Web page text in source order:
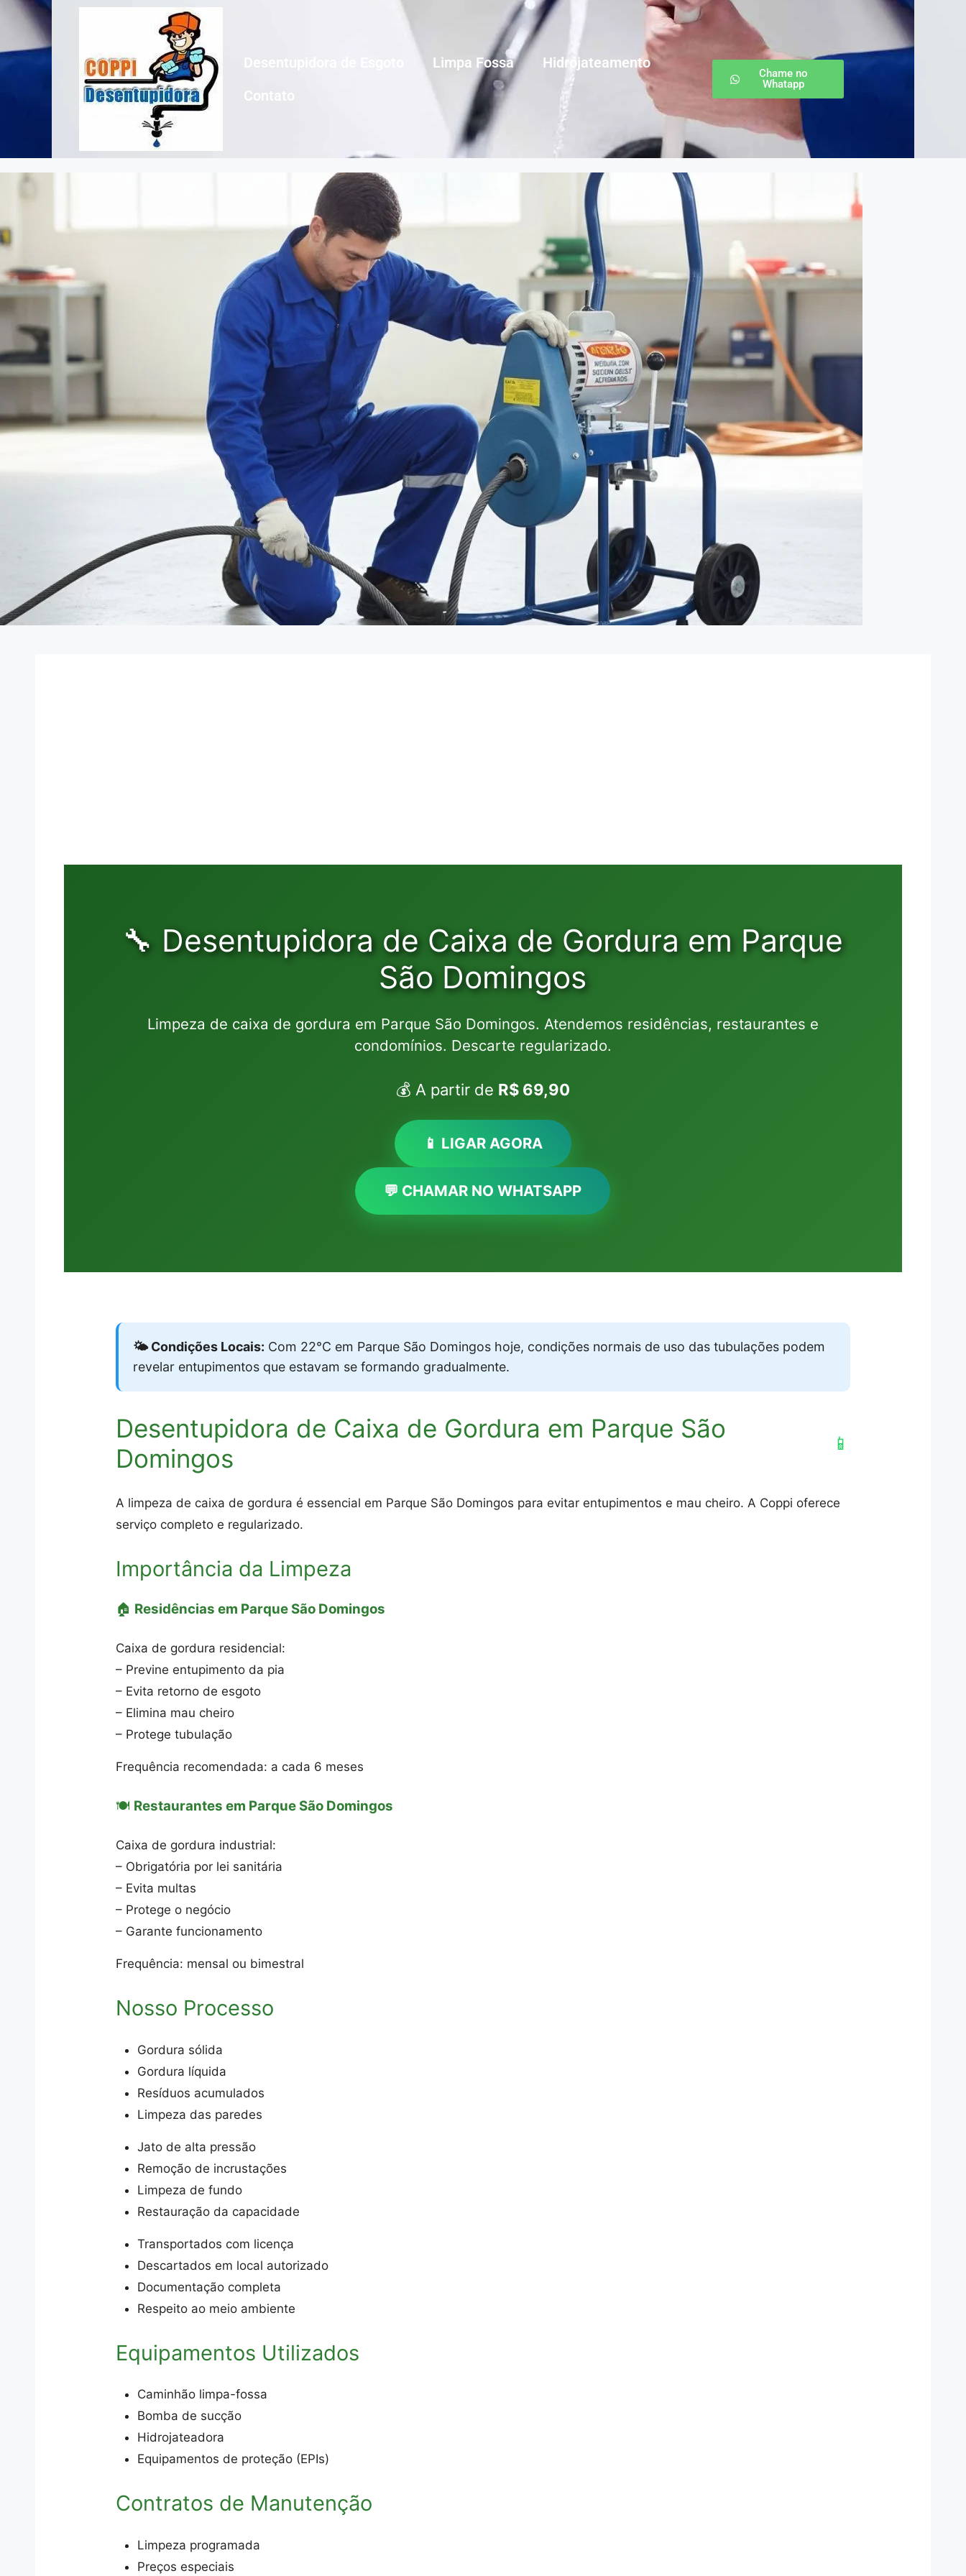
Limpa Fossa
Hidrojateamento
Chame no
Whatapp
🔧 Desentupidora de Caixa de Gordura em Parque
São Domingos
Limpeza de caixa de gordura em Parque São Domingos. Atendemos residências, restaurantes e
condomínios. Descarte regularizado.
💰 A partir de R$ 69,90
📱 LIGAR AGORA
💬 CHAMAR NO WHATSAPP
🌤️ Condições Locais: Com 22°C em Parque São Domingos hoje, condições normais de uso das tubulações podem
revelar entupimentos que estavam se formando gradualmente.
Desentupidora de Caixa de Gordura em Parque São
Domingos
📱
A limpeza de caixa de gordura é essencial em Parque São Domingos para evitar entupimentos e mau cheiro. A Coppi oferece
serviço completo e regularizado.
Importância da Limpeza
🏠 Residências em Parque São Domingos
Caixa de gordura residencial:
– Previne entupimento da pia
– Evita retorno de esgoto
– Elimina mau cheiro
– Protege tubulação
Frequência recomendada: a cada 6 meses
🍽️ Restaurantes em Parque São Domingos
Caixa de gordura industrial:
– Obrigatória por lei sanitária
– Evita multas
– Protege o negócio
– Garante funcionamento
Frequência: mensal ou bimestral
Nosso Processo
Gordura sólida
Gordura líquida
Resíduos acumulados
Limpeza das paredes
Jato de alta pressão
Remoção de incrustações
Limpeza de fundo
Restauração da capacidade
Transportados com licença
Descartados em local autorizado
Documentação completa
Respeito ao meio ambiente
Equipamentos Utilizados
Caminhão limpa-fossa
Bomba de sucção
Hidrojateadora
Equipamentos de proteção (EPIs)
Contratos de Manutenção
Limpeza programada
Preços especiais